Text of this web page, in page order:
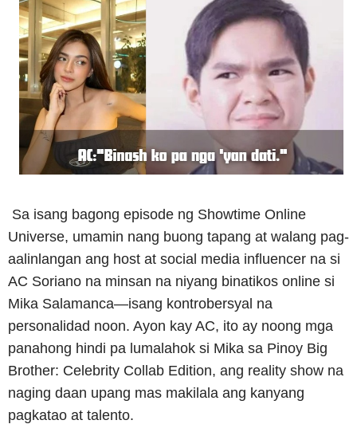
Sa isang bagong episode ng Showtime Online
Universe, umamin nang buong tapang at walang pag-
aalinlangan ang host at social media influencer na si
AC Soriano na minsan na niyang binatikos online si
Mika Salamanca—isang kontrobersyal na
personalidad noon. Ayon kay AC, ito ay noong mga
panahong hindi pa lumalahok si Mika sa Pinoy Big
Brother: Celebrity Collab Edition, ang reality show na
naging daan upang mas makilala ang kanyang
pagkatao at talento.